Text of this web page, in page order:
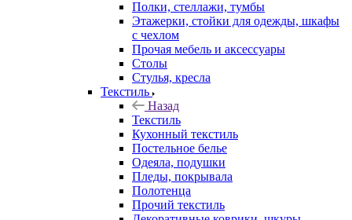
Полки, стеллажи, тумбы
Этажерки, стойки для одежды, шкафы
с чехлом
Прочая мебель и аксессуары
Столы
Стулья, кресла
Текстиль
Назад
Текстиль
Кухонный текстиль
Постельное белье
Одеяла, подушки
Пледы, покрывала
Полотенца
Прочий текстиль